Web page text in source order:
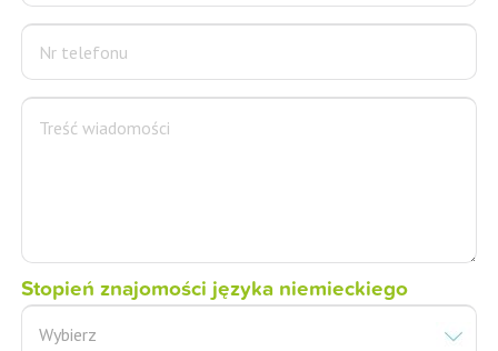
Stopień znajomości języka niemieckiego